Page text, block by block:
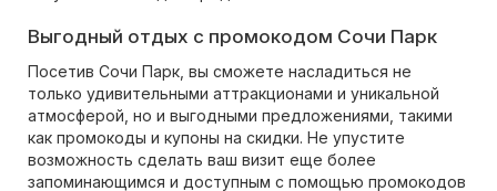
Выгодный отдых с промокодом Сочи Парк
Посетив Сочи Парк, вы сможете насладиться не
только удивительными аттракционами и уникальной
атмосферой, но и выгодными предложениями, такими
как промокоды и купоны на скидки. Не упустите
возможность сделать ваш визит еще более
запоминающимся и доступным с помощью промокодов